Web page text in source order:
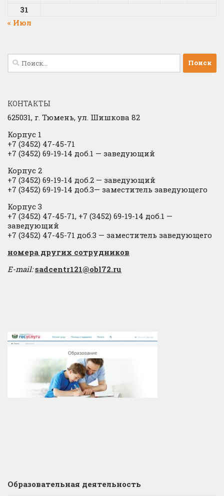
31
« Июл
Найти:
КОНТАКТЫ
625031, г. Тюмень, ул. Шишкова 82
Корпус 1
+7 (3452) 47-45-71
+7 (3452) 69-19-14 доб.1 — заведующий
Корпус 2
+7 (3452) 69-19-14 доб.2 — заведующий
+7 (3452) 69-19-14 доб.3— заместитель заведующего
Корпус 3
+7 (3452) 47-45-71, +7 (3452) 69-19-14 доб.1 —
заведующий
+7 (3452) 47-45-71 доб.3 — заместитель заведующего
​номера других сотрудников
E-mail: sadcentr121@obl72.ru
Образовательная деятельность